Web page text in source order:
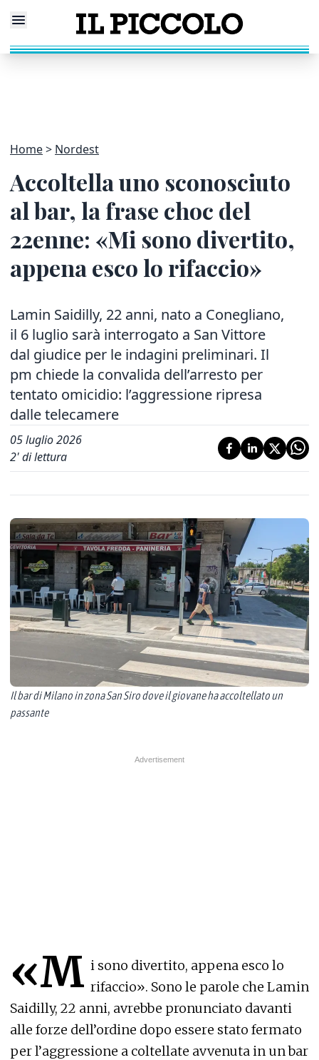
Home Nordest
Accoltella uno sconosciuto
al bar, la frase choc del
22enne: «Mi sono divertito,
appena esco lo rifaccio»
Lamin Saidilly, 22 anni, nato a Conegliano,
il 6 luglio sarà interrogato a San Vittore
dal giudice per le indagini preliminari. Il
pm chiede la convalida dell’arresto per
tentato omicidio: l’aggressione ripresa
dalle telecamere
05 luglio 2026
2' di lettura
Il bar di Milano in zona San Siro dove il giovane ha accoltellato un
passante
«M i sono divertito, appena esco lo
rifaccio». Sono le parole che Lamin
Saidilly, 22 anni, avrebbe pronunciato davanti
alle forze dell’ordine dopo essere stato fermato
per l’aggressione a coltellate avvenuta in un bar